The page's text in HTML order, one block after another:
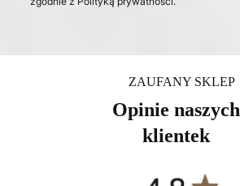
ZAUFANY SKLEP
Opinie naszych
klientek